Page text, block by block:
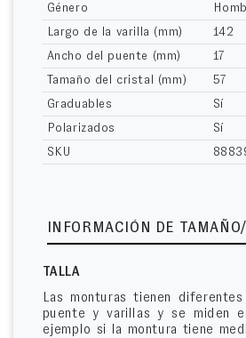
Género
Largo de la varilla (mm)
142
Ancho del puente (mm)
17
Tamaño del cristal (mm)
57
Graduables
Sí
Polarizados
Sí
SKU
INFORMACIÓN DE
TALLA
Las monturas tienen
puente y varillas y se miden
ejemplo si la montura tiene